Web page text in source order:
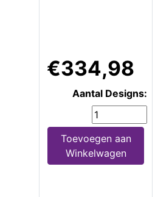
€334,98
Aantal Designs:
Toevoegen aan
Winkelwagen